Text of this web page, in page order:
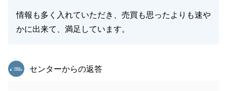
情報も多く入れていただき、売買も思ったよりも速や
かに出来て、満足しています。
東急リバブル
センターからの返答